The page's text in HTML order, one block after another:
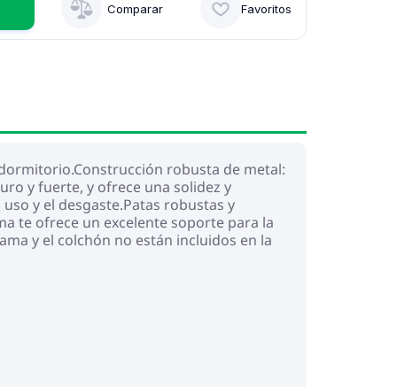
Favoritos
Comparar
robusta de metal:
y fuerte, y ofrece una solidez y
y el desgaste.Patas robustas y
te ofrece un excelente soporte para la
y el colchón no están incluidos en la